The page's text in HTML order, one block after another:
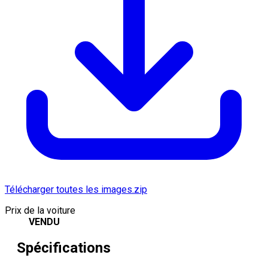
Télécharger toutes les images.zip
Prix de la voiture
VENDU
Spécifications